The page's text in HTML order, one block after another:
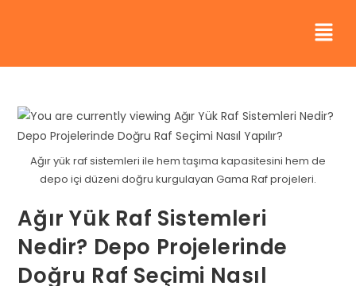
Ağır yük raf sistemleri ile hem taşıma kapasitesini hem de
depo içi düzeni doğru kurgulayan Gama Raf projeleri.
Ağır Yük Raf Sistemleri
Nedir? Depo Projelerinde
Doğru Raf Seçimi Nasıl